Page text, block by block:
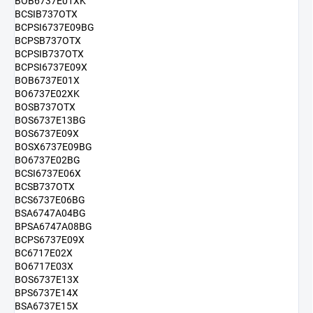
BCSIB737OTX
BCPSI6737E09BG
BCPSB737OTX
BCPSIB737OTX
BCPSI6737E09X
BOB6737E01X
BO6737E02XK
BOSB737OTX
BOS6737E13BG
BOS6737E09X
BOSX6737E09BG
BO6737E02BG
BCSI6737E06X
BCSB737OTX
BCS6737E06BG
BSA6747A04BG
BPSA6747A08BG
BCPS6737E09X
BC6717E02X
BO6717E03X
BOS6737E13X
BPS6737E14X
BSA6737E15X